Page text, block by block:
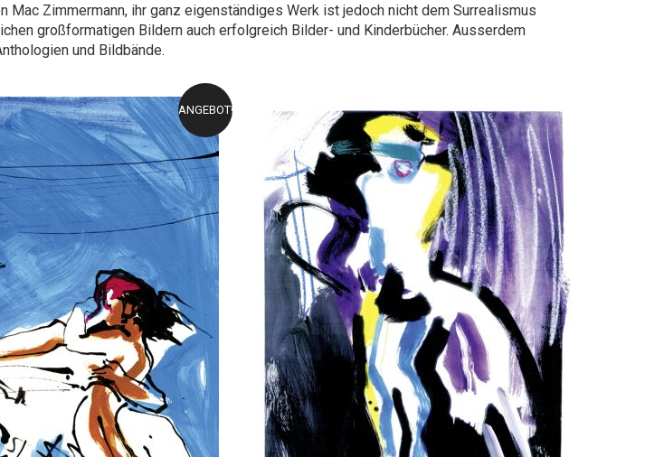
Zimmermann, ihr ganz eigenständiges Werk ist jedoch nicht dem Surrealismus
großformatigen Bildern auch erfolgreich Bilder- und Kinderbücher. Ausserdem
und Bildbände.
ANGEBOT!